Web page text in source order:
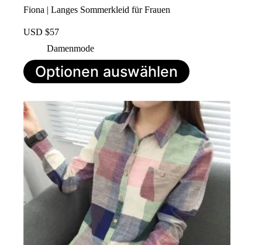
Fiona | Langes Sommerkleid für Frauen
USD $57
Damenmode
Optionen auswählen
Dieses
Produkt
hat
Varianten.
Die
Optionen
können
auf
der
Produktseite
ausgewählt
werden